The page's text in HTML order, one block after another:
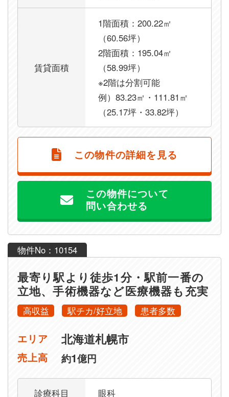
賃貸面積
1階面積：200.22㎡
（60.56坪）
2階面積：195.04㎡
（58.99坪）
※2階は分割可能
例）83.23㎡・111.81㎡
（25.17坪・33.82坪）
この物件の詳細を見る
この物件について
問い合わせる
物件No：10154
最寄り駅より徒歩1分・駅前一番の
立地、手術機器など医療機器も充実
高収益 駅チカ/好立地 患者多数
エリア 北海道札幌市
売上高 約1億円
診療科目 眼科